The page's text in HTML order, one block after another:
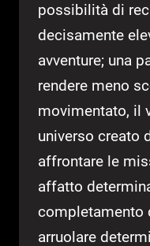
possibilità di
decisamente
avventure; una
rendere meno
movimentato, il
universo creato
affrontare le
affatto
completamento
arruolare